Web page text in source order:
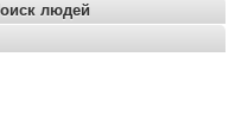
людей